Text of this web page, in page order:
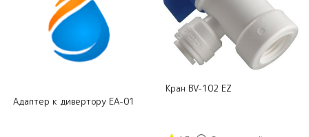
Адаптер к дивертору EA-01
Кран BV-102 EZ